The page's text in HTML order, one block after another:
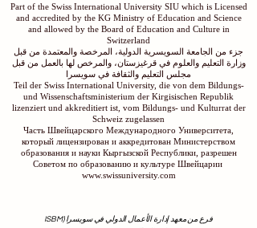
Part of the Swiss International University SIU which is Licensed
and accredited by the KG Ministry of Education and Science
and allowed by the Board of Education and Culture in
Switzerland
جزء من الجامعة السويسرية الدولية، المرخصة والمعتمدة من قبل
وزارة التعليم والعلوم في قرغيزستان، والمرخص لها بالعمل من قبل
مجلس التعليم والثقافة في سويسرا
Teil der Swiss International University, die von dem Bildungs-
und Wissenschaftsministerium der Kirgisischen Republik
lizenziert und akkreditiert ist, vom Bildungs- und Kulturrat der
Schweiz zugelassen
Часть Швейцарского Международного Университета,
который лицензирован и аккредитован Министерством
образования и науки Кыргызской Республики, разрешен
Советом по образованию и культуре Швейцарии
www.swissuniversity.com
فرع من معهد إدارة الأعمال الدولي في سويسرا (ISBM